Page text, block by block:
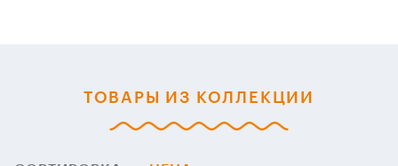
ТОВАРЫ ИЗ КОЛЛЕКЦИИ